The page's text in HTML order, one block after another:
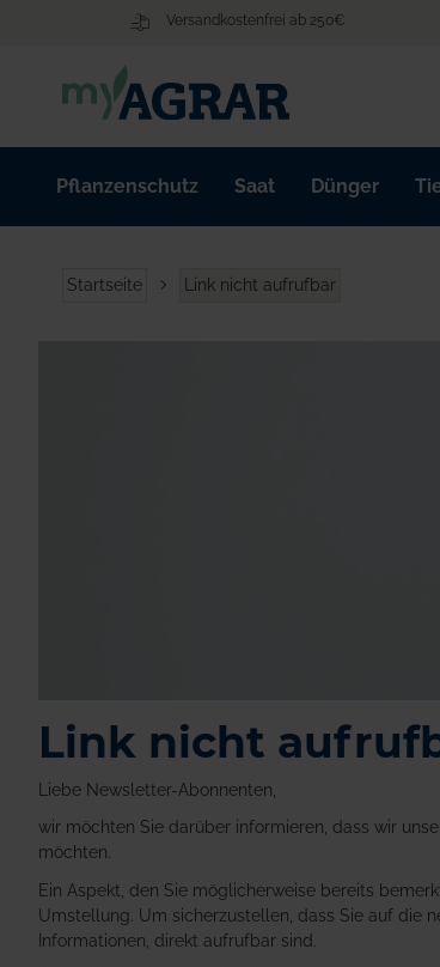
Versandkostenfrei ab 250€
Pflanzenschutz Saat Dünger
Startseite Link nicht aufrufbar
Link nicht
Liebe Newsletter-Abonnenten,
wir möchten Sie darüber informieren, dass wir
möchten.
Ein Aspekt, den Sie möglicherweise bereits
Umstellung. Um sicherzustellen, dass Sie auf die
Informationen, direkt aufrufbar sind.